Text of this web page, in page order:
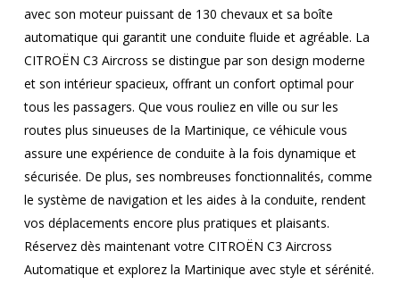
avec son moteur puissant de 130 chevaux et sa boîte
automatique qui garantit une conduite fluide et agréable. La
CITROËN C3 Aircross se distingue par son design moderne
et son intérieur spacieux, offrant un confort optimal pour
tous les passagers. Que vous rouliez en ville ou sur les
routes plus sinueuses de la Martinique, ce véhicule vous
assure une expérience de conduite à la fois dynamique et
sécurisée. De plus, ses nombreuses fonctionnalités, comme
le système de navigation et les aides à la conduite, rendent
vos déplacements encore plus pratiques et plaisants.
Réservez dès maintenant votre CITROËN C3 Aircross
Automatique et explorez la Martinique avec style et sérénité.